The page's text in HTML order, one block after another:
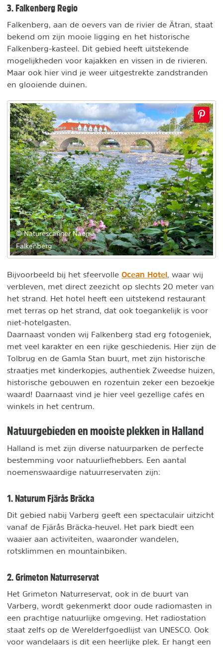
3. Falkenberg Regio
Falkenberg, aan de oevers van de rivier de Ätran, staat
bekend om zijn mooie ligging en het historische
Falkenberg-kasteel. Dit gebied heeft uitstekende
mogelijkheden voor kajakken en vissen in de rivieren.
Maar ook hier vind je weer uitgestrekte zandstranden
en glooiende duinen.
© Naturescanner Naomi
Falkenberg
Bijvoorbeeld bij het sfeervolle Ocean Hotel, waar wij
verbleven, met direct zeezicht op slechts 20 meter van
het strand. Het hotel heeft een uitstekend restaurant
met terras op het strand, dat ook toegankelijk is voor
niet-hotelgasten.
Daarnaast vonden wij Falkenberg stad erg fotogeniek,
met veel karakter en een rijke geschiedenis. Hier zijn de
Tolbrug en de Gamla Stan buurt, met zijn historische
straatjes met kinderkopjes, authentiek Zweedse huizen,
historische gebouwen en rozentuin zeker een bezoekje
waard! Daarnaast vind je hier veel gezellige cafés en
winkels in het centrum.
Natuurgebieden en mooiste plekken in Halland
Halland is met zijn diverse natuurparken de perfecte
bestemming voor natuurliefhebbers. Een aantal
noemenswaardige natuurreservaten zijn:
1. Naturum Fjärås Bräcka
Dit gebied nabij Varberg geeft een spectaculair uitzicht
vanaf de Fjärås Bräcka-heuvel. Het park biedt een
waaier aan activiteiten, waaronder wandelen,
rotsklimmen en mountainbiken.
2. Grimeton Naturreservat
Het Grimeton Naturreservat, ook in de buurt van
Varberg, wordt gekenmerkt door oude radiomasten in
een prachtige natuurlijke omgeving. Het radiostation
staat zelfs op de Werelderfgoedlijst van UNESCO. Ook
voor wandelaars is dit een heerlijke plek. Er hangt een